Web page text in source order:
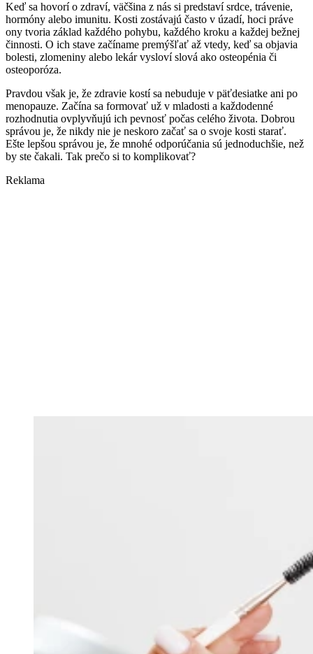
Keď sa hovorí o zdraví, väčšina z nás si predstaví srdce, trávenie,
hormóny alebo imunitu. Kosti zostávajú často v úzadí, hoci práve
ony tvoria základ každého pohybu, každého kroku a každej bežnej
činnosti. O ich stave začíname premýšľať až vtedy, keď sa objavia
bolesti, zlomeniny alebo lekár vysloví slová ako osteopénia či
osteoporóza.
Pravdou však je, že zdravie kostí sa nebuduje v päťdesiatke ani po
menopauze. Začína sa formovať už v mladosti a každodenné
rozhodnutia ovplyvňujú ich pevnosť počas celého života. Dobrou
správou je, že nikdy nie je neskoro začať sa o svoje kosti starať.
Ešte lepšou správou je, že mnohé odporúčania sú jednoduchšie, než
by ste čakali. Tak prečo si to komplikovať?
Reklama